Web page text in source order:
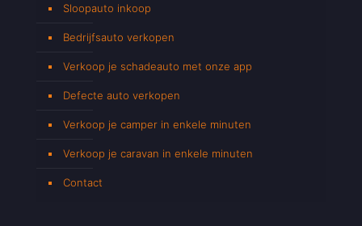
Sloopauto inkoop
Bedrijfsauto verkopen
Verkoop je schadeauto met onze app
Defecte auto verkopen
Verkoop je camper in enkele minuten
Verkoop je caravan in enkele minuten
Contact